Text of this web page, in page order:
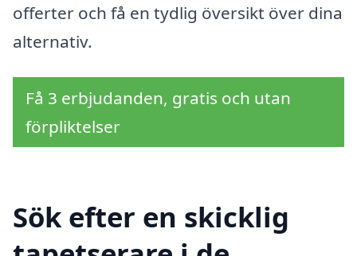
offerter och få en tydlig översikt över dina
alternativ.
Få 3 erbjudanden, gratis och utan
förpliktelser
Sök efter en skicklig